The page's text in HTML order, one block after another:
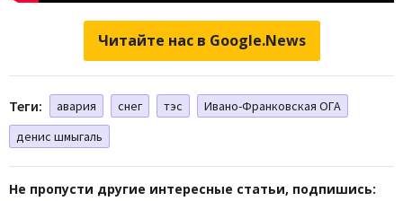
Читайте нас в Google.News
Теги: авария снег тэс
Ивано-Франковская ОГА
денис шмыгаль
Не пропусти другие интересные статьи, подпишись: